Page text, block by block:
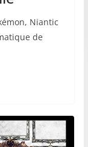
Niantic
de